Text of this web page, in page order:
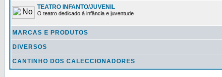
TEATRO INFANTO/JUVENIL
O teatro dedicado à infância e juventude
MARCAS E PRODUTOS
DIVERSOS
CANTINHO DOS CALECCIONADORES